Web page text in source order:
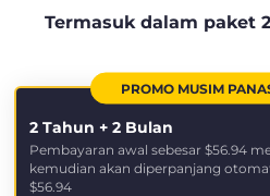
Termasuk dalam paket
PROMO MUSIM
2 Tahun + 2 Bulan
Pembayaran awal sebesar $56.94
kemudian akan diperpanjang
$56.94